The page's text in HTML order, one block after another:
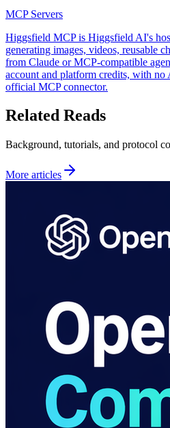
MCP Servers
Higgsfield MCP is Higgsfield AI's
generating images, videos, reusable
from Claude or MCP-compatible
account and platform credits, with
official MCP connector.
Related Reads
Background, tutorials, and protocol
More articles